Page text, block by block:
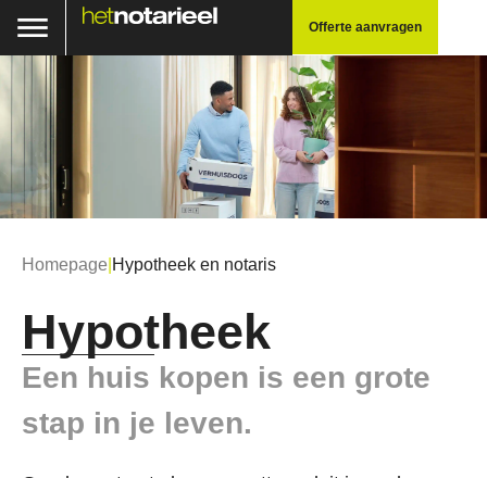
Offerte aanvragen
Homepage Hypotheek en notaris
Hypotheek
Een huis kopen is een grote
stap in je leven.